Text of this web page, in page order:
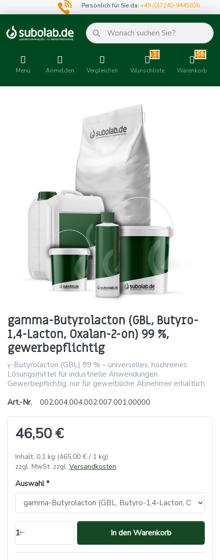
Persönlich für Sie da:+49 (0)7240-9445836
Menü Anmelden Vergleichen
1
Wunschliste
56
Warenkorb
gamma-Butyrolacton (GBL, Butyro-
1,4-Lacton, Oxalan-2-on) 99 %,
gewerbepflichtig
γ-Butyrolacton (GBL) 99 % – universelles, hochreines
Lösungsmittel für industrielle Anwendungen.
Gewerbepflichtig, nur für gewerbliche Abnehmer erhältlich.
Art.-Nr.
002.004.004.002.007.001.00000
46,50 €
Inhalt: 0,1 kg (465,00 € / 1 kg)
zzgl. MwSt. zzgl. Versandkosten
Auswahl
1 In den Warenkorb